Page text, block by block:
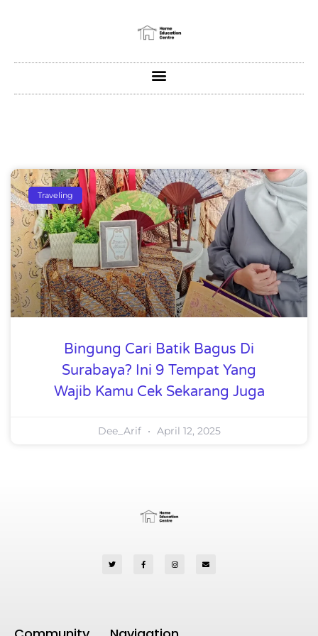
Traveling
Bingung Cari Batik Bagus Di
Surabaya? Ini 9 Tempat Yang
Wajib Kamu Cek Sekarang Juga
Dee_Arif April 12, 2025